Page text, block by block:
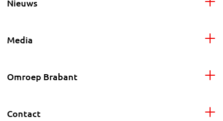
Nieuws
Media
Omroep Brabant
Contact